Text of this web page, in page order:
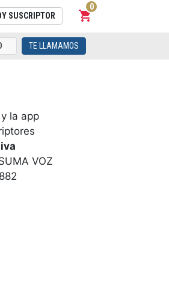
SUSCRIPTOR shopping_cart
Carrito
0
TE LLAMAMOS
la app
VOZ